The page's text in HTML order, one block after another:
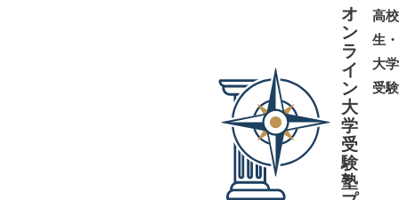
オ
ン
ラ
イ
ン
大
学
受
験
塾
高校
生・
大学
受験